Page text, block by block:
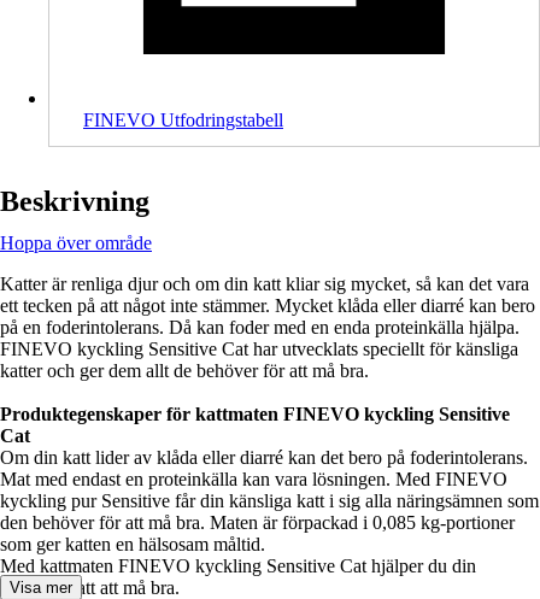
FINEVO Utfodringstabell
Beskrivning
Hoppa över område
Katter är renliga djur och om din katt kliar sig mycket, så kan det vara
ett tecken på att något inte stämmer. Mycket klåda eller diarré kan bero
på en foderintolerans. Då kan foder med en enda proteinkälla hjälpa.
FINEVO kyckling Sensitive Cat har utvecklats speciellt för känsliga
katter och ger dem allt de behöver för att må bra.
Produktegenskaper för kattmaten FINEVO kyckling Sensitive
Cat
Om din katt lider av klåda eller diarré kan det bero på foderintolerans.
Mat med endast en proteinkälla kan vara lösningen. Med FINEVO
kyckling pur Sensitive får din känsliga katt i sig alla näringsämnen som
den behöver för att må bra. Maten är förpackad i 0,085 kg-portioner
som ger katten en hälsosam måltid.
Med kattmaten FINEVO kyckling Sensitive Cat hjälper du din
känsliga katt att må bra.
Visa mer